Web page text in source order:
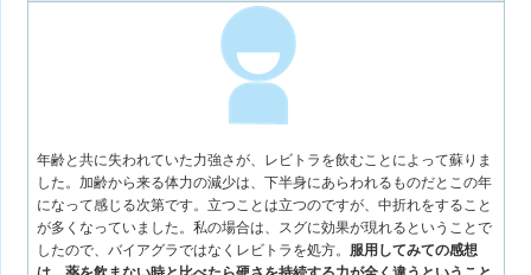
年齢と共に失われていた力強さが、レビトラを飲むことによって蘇りま
した。加齢から来る体力の減少は、下半身にあらわれるものだとこの年
になって感じる次第です。立つことは立つのですが、中折れをすること
が多くなっていました。私の場合は、スグに効果が現れるということで
したので、バイアグラではなくレビトラを処方。 服用してみての感想